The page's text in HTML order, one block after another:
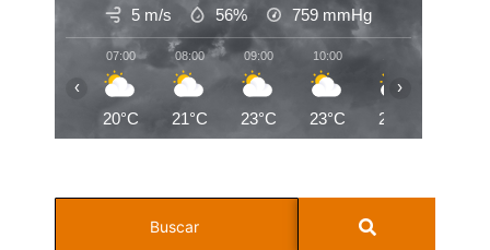
5 m/s 56% 759 mmHg
07:00
20°C
08:00
21°C
09:00
23°C
10:00
23°C 25°C
‹ ›